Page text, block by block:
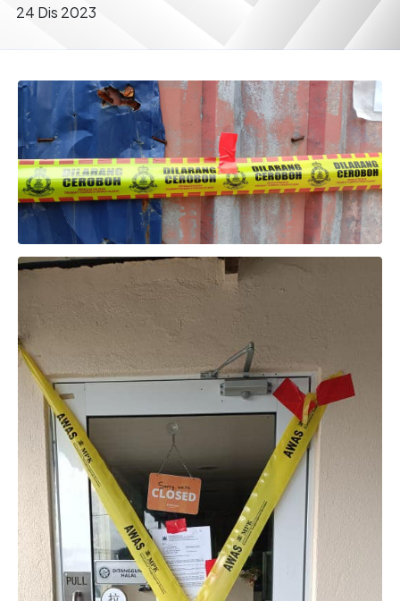
24 Dis 2023